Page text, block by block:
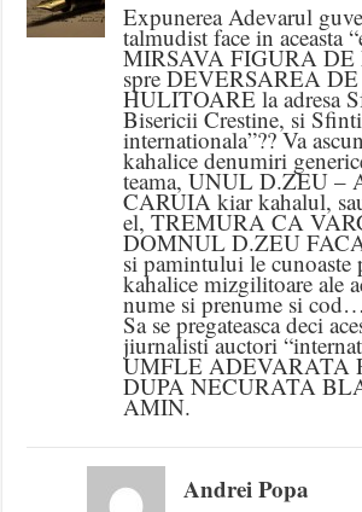
Expunerea Adevarul
talmudist face in aceasta
MIRSAVA FIGURA DE
spre DEVERSAREA
HULITOARE la adresa
Bisericii Crestine, si
internationala”?? Va
kahalice denumiri
teama, UNUL D.ZEU –
CARUIA kiar kahalul,
el, TREMURA CA
DOMNUL D.ZEU
si pamintului le cunoaste
kahalice mizgilitoare ale
nume si prenume si
Sa se pregateasca deci
jiurnalisti auctori
UMFLE ADEVARATA
DUPA NECURATA
AMIN.
Andrei Popa